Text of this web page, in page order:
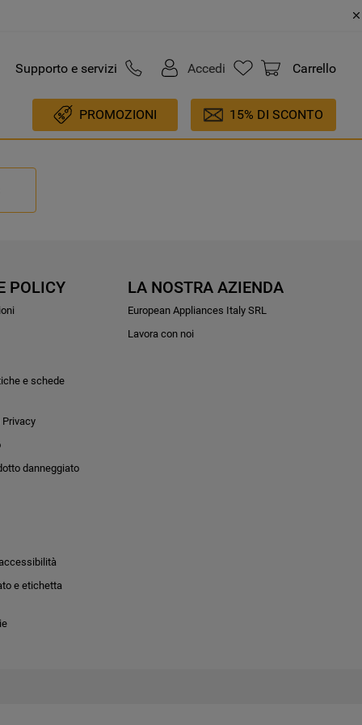
Supporto e servizi Accedi Carrello
PROMOZIONI 15% DI SCONTO
POLICY
e schede
danneggiato
e etichetta
LA NOSTRA AZIENDA
European Appliances Italy SRL
Lavora con noi